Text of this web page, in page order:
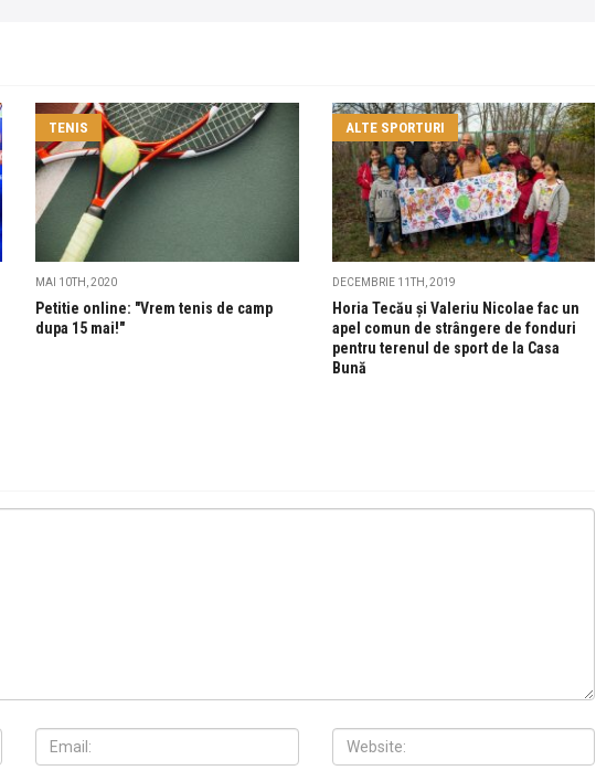
TENIS
MAI 10TH, 2020
Petitie online: "Vrem tenis de camp
dupa 15 mai!"
ALTE SPORTURI
DECEMBRIE 11TH, 2019
Horia Tecău și Valeriu Nicolae fac un
apel comun de strângere de fonduri
pentru terenul de sport de la Casa
Bună